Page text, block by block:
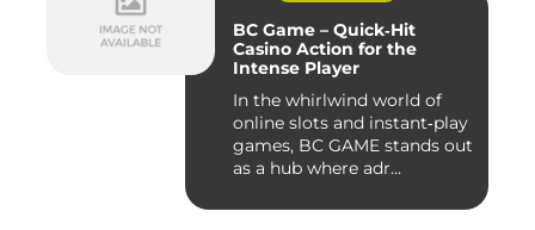
BC Game – Quick‑Hit
Casino Action for the
Intense Player
In the whirlwind world of
online slots and instant‑play
games, BC GAME stands out
as a hub where adr...